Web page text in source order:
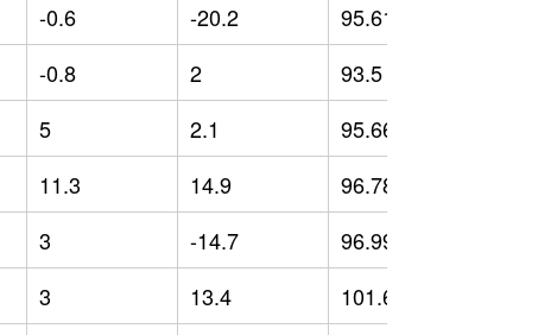
-0.6 -20.2 95.61
-0.8 2 93.5
5 2.1 95.66
11.3 14.9 96.78
3 -14.7 96.99
3 13.4 101.65